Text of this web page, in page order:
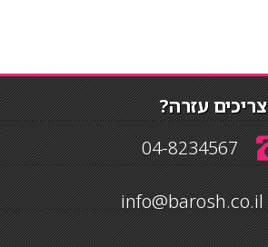
צריכים עזרה?
04-8234567
info@barosh.co.il